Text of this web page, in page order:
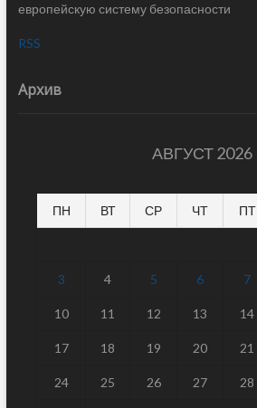
европейскую систему безопасности
RSS
Архив
АВГУСТ 2026
ПН ВТ СР ЧТ ПТ
3 4 5 6 7
10 11 12 13 14
17 18 19 20 21
24 25 26 27 28